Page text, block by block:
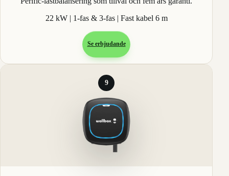
22 kW | 1-fas & 3-fas | Fast kabel 6 m
Se erbjudande
9